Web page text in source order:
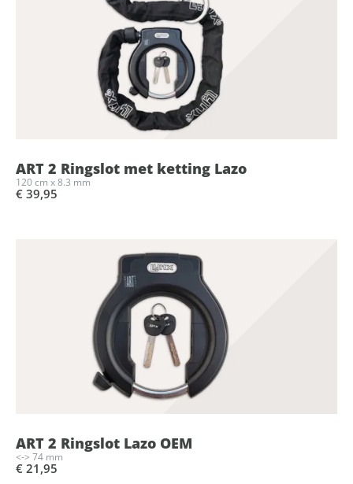
ART 2 Ringslot met ketting Lazo
120 cm x 8.3 mm
€ 39,95
ART 2 Ringslot Lazo OEM
<-> 74 mm
€ 21,95